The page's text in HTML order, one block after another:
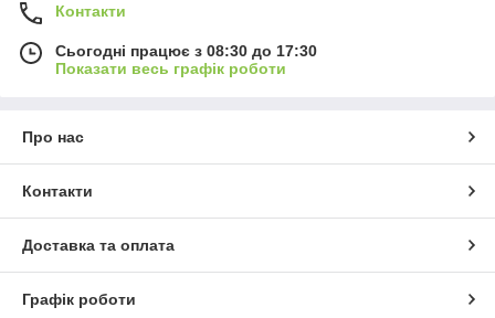
Контакти
Сьогодні працює з 08:30 до 17:30
Показати весь графік роботи
Про нас
Контакти
Доставка та оплата
Графік роботи